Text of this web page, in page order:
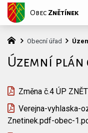
Obecní úřad
Územní plán
Změna č.4 ÚP
Verejna-vyhlaska-
Znetinek.pdf-obec-
Obec Znětínek